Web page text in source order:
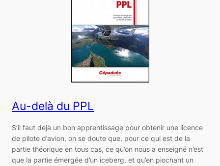
Au-delà du PPL
S’il faut déjà un bon apprentissage pour obtenir une licence
de pilote d’avion, on se doute que, pour ce qui est de la
partie théorique en tous cas, ce qu’on nous a enseigné n’est
que la partie émergée d’un iceberg, et qu’en piochant un